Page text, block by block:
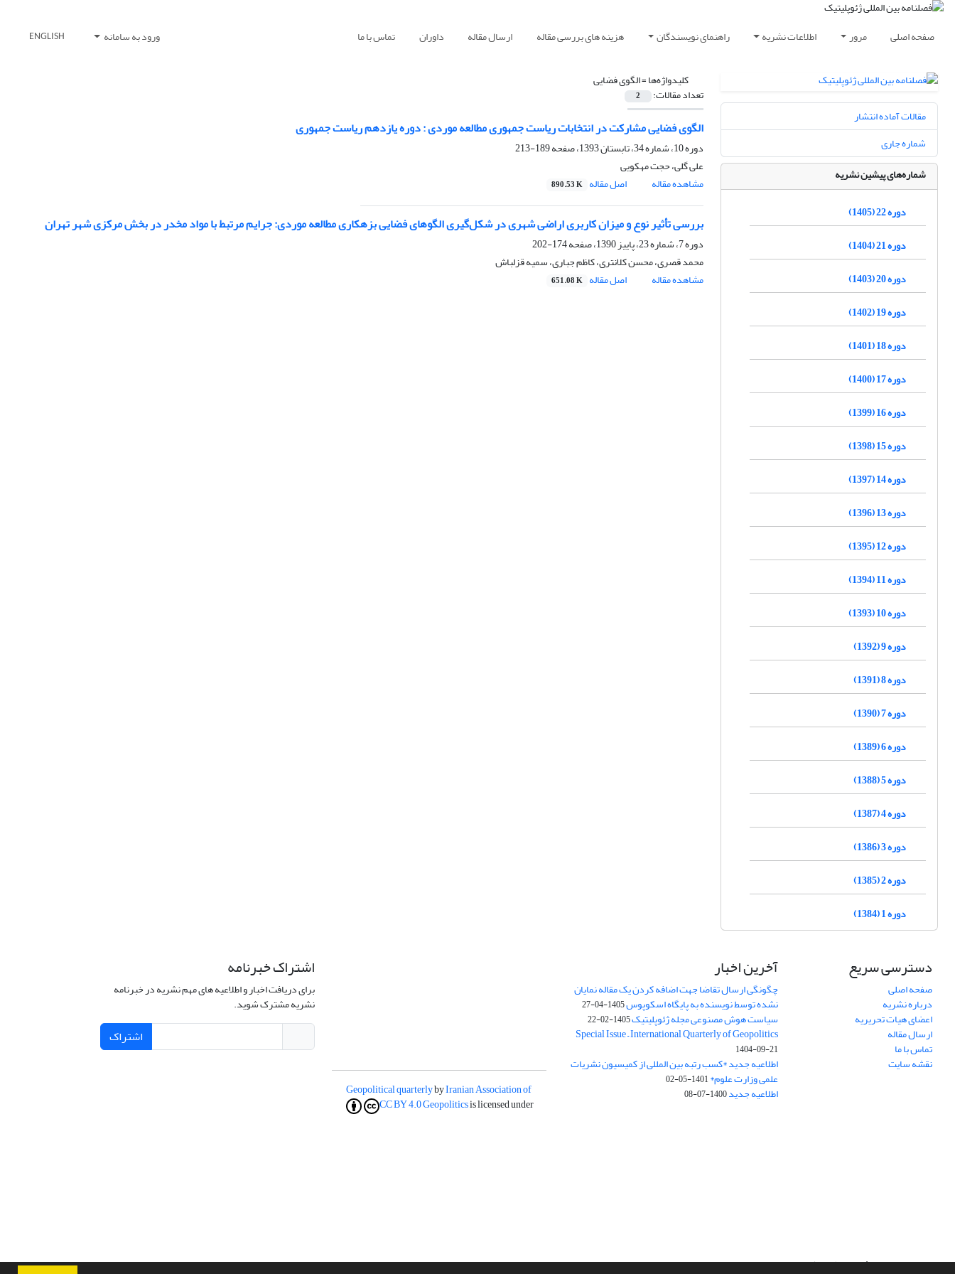
صفحه اصلی مرور اطلاعات نشریه راهنمای نویسندگان هزینه های بررسی مقاله ارسال مقاله داوران تماس با ما ورود به سامانه ENGLISH
کلیدواژه‌ها =الگوی فضایی
تعداد مقالات: 2
الگوی فضایی مشارکت در انتخابات ریاست جمهوری مطالعه موردی : دوره یازدهم ریاست جمهوری
دوره 10، شماره 34، تابستان 1393، صفحه
189-213
علی گلی، حجت مهکویی
مشاهده مقاله
اصل مقاله 890.53 K
بررسی تأثیر نوع و میزان کاربری اراضی شهری در شکل‌گیری الگوهای فضایی بزهکاری مطالعه موردی: جرایم مرتبط با مواد مخدر در بخش مرکزی شهر تهران
دوره 7، شماره 23، پاییز 1390، صفحه
174-202
محمد قصری، محسن کلانتری، کاظم جباری، سمیه قزلباش
مشاهده مقاله
اصل مقاله 651.08 K
مقالات آماده انتشار
شماره جاری
شماره‌های پیشین نشریه
دوره 22 (1405)
دوره 21 (1404)
دوره 20 (1403)
دوره 19 (1402)
دوره 18 (1401)
دوره 17 (1400)
دوره 16 (1399)
دوره 15 (1398)
دوره 14 (1397)
دوره 13 (1396)
دوره 12 (1395)
دوره 11 (1394)
دوره 10 (1393)
دوره 9 (1392)
دوره 8 (1391)
دوره 7 (1390)
دوره 6 (1389)
دوره 5 (1388)
دوره 4 (1387)
دوره 3 (1386)
دوره 2 (1385)
دوره 1 (1384)
دسترسی سریع
صفحه اصلی
درباره نشریه
اعضای هیات تحریریه
ارسال مقاله
تماس با ما
نقشه سایت
آخرین اخبار
چگونگی ارسال تقاضا جهت اضافه کردن یک مقاله نمایان
نشده توسط نویسنده به پایگاه اسکوپوس1405-04-27
سیاست هوش مصنوعی مجله ژئوپلیتیک1405-02-22
Special Issue – International Quarterly of Geopolitics
1404-09-21
اطلاعیه جدید *کسب رتبه بین المللی از کمیسیون نشریات
علمی وزارت علوم*1401-05-02
اطلاعیه جدید1400-07-08
Geopolitical quarterlybyIranian Association of
Geopoliticsis licensed under
CC BY 4.0
اشتراک خبرنامه
برای دریافت اخبار و اطلاعیه های مهم نشریه در خبرنامه
نشریه مشترک شوید.
اشتراک
سامانه مدیریت نشریات علمی.طراحی و پیاده سازی ازسیناوب